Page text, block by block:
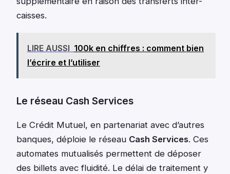
caisses.
LIRE AUSSI 100k en chiffres : comment bien
l’écrire et l’utiliser
Le réseau Cash Services
Le Crédit Mutuel, en partenariat avec d’autres
banques, déploie le réseau Cash Services. Ces
automates mutualisés permettent de déposer
des billets avec fluidité. Le délai de traitement y